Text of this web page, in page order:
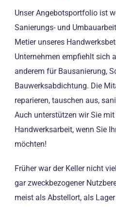
Unser Angebotsportfolio ist
Sanierungs- und
Metier unseres
Unternehmen empfiehlt sich
anderem für Bausanierung,
Bauwerksabdichtung. Die
reparieren, tauschen aus,
Auch unterstützen wir Sie
Handwerksarbeit, wenn Sie
möchten!
Früher war der Keller nicht
gar zweckbezogener
meist als Abstellort, als